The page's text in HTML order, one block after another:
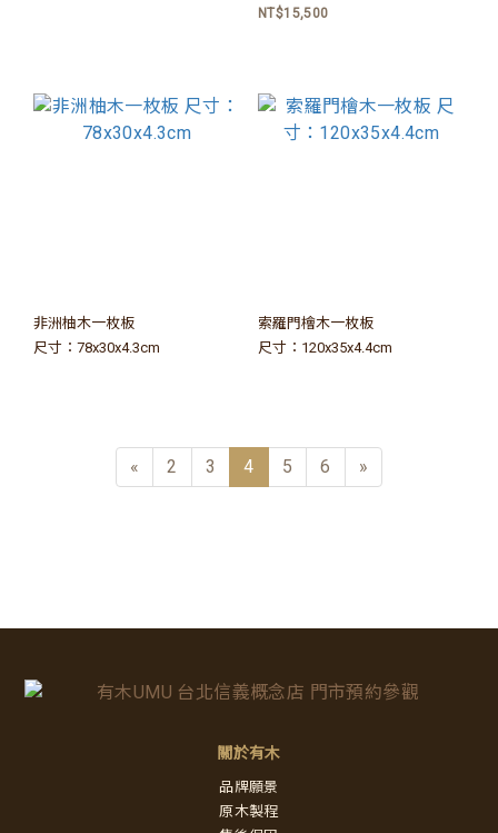
NT$15,500
非洲柚木一枚板
尺寸：78x30x4.3cm
索羅門檜木一枚板
尺寸：120x35x4.4cm
« 2 3 4 5 6 »
關於有木
品牌願景
原木製程